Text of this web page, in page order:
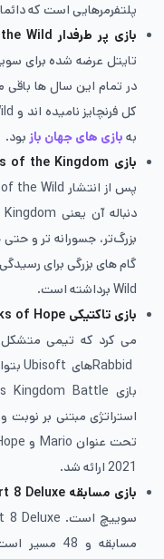
پلتفرمر‌هایی است که
بازی پر طرفدار Wild:
تایتل عرضه شده برای
در تمام این سال ها باقی
به بازی های جهان باز بود.
بازی of the Kingdom:
بزرگ‌تر، جسورانه تر و
Wild برداشته است.
بازی تاکتیکیof Hope:
استراتژی مبتنی بر نوبت
2021 ارائه شد.
بازی مسابقه8 Deluxe: